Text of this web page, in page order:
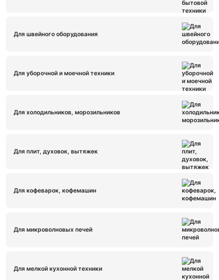
Для швейного оборудования
Для уборочной и моечной техники
Для холодильников, морозильников
Для плит, духовок, вытяжек
Для кофеварок, кофемашин
Для микроволновых печей
Для мелкой кухонной техники